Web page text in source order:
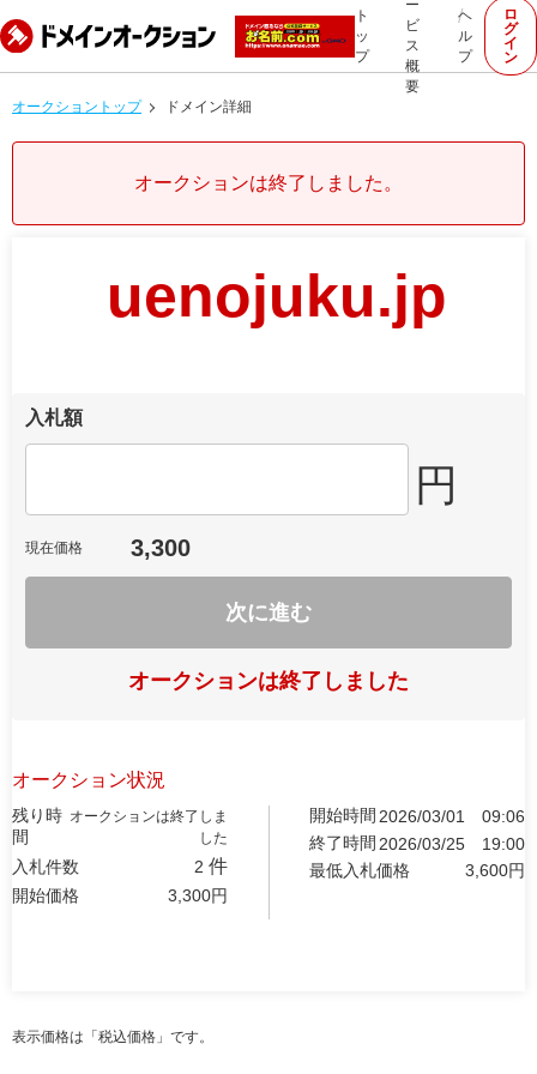
ト
ッ
プ
ー
ビ
ス
概
要
ヘ
ル
プ
ロ
グ
イ
ン
オークショントップ ドメイン詳細
オークションは終了しました。
uenojuku.jp
入札額
円
現在価格 3,300
次に進む
オークションは終了しました
オークション状況
残り時
間
オークションは終了しま
した
入札件数 2 件
開始価格 3,300円
開始時間 2026/03/01
09:06
終了時間 2026/03/25
19:00
最低入札価格
3,600円
表示価格は「税込価格」です。